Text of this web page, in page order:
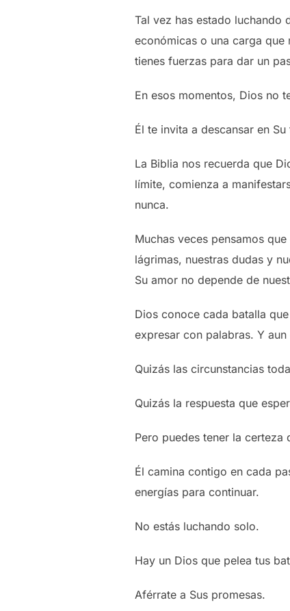
Tal vez has estado luchando
económicas o una carga
tienes fuerzas para dar un
En esos momentos, Dios no
Él te invita a descansar en Su
La Biblia nos recuerda que
límite, comienza a
nunca.
Muchas veces pensamos
lágrimas, nuestras dudas y
Su amor no depende de
Dios conoce cada batalla
expresar con palabras. Y
Quizás las circunstancias
Quizás la respuesta que
Pero puedes tener la certeza
Él camina contigo en cada
energías para continuar.
No estás luchando solo.
Hay un Dios que pelea tus
Aférrate a Sus promesas.